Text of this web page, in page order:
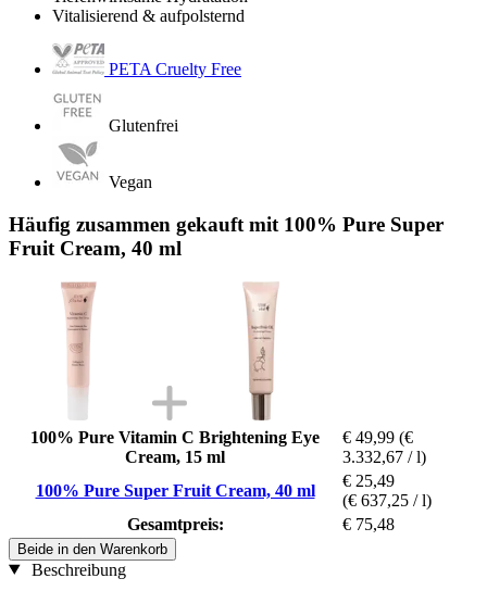
Vitalisierend & aufpolsternd
PETA Cruelty Free
Glutenfrei
Vegan
Häufig zusammen gekauft mit 100% Pure Super
Fruit Cream, 40 ml
100% Pure Vitamin C Brightening Eye
Cream, 15 ml
€ 49,99 (€
3.332,67 / l)
100% Pure Super Fruit Cream, 40 ml
€ 25,49
(€ 637,25 / l)
Gesamtpreis:
€ 75,48
Beide in den Warenkorb
Beschreibung